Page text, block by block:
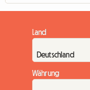
Land
Währung